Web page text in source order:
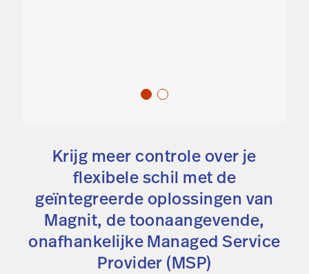
Krijg meer controle over je
flexibele schil met de
geïntegreerde oplossingen van
Magnit, de toonaangevende,
onafhankelijke Managed Service
Provider (MSP)